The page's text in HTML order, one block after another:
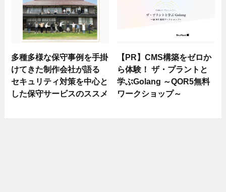
多種多様な保守事例を手掛
けてきた制作会社が語る
セキュリティ対策を中心と
した保守サービスのススメ
【PR】CMS構築をゼロか
ら体験！ ザ・プラントと
学ぶGolang ～QOR5無料
ワークショップ～